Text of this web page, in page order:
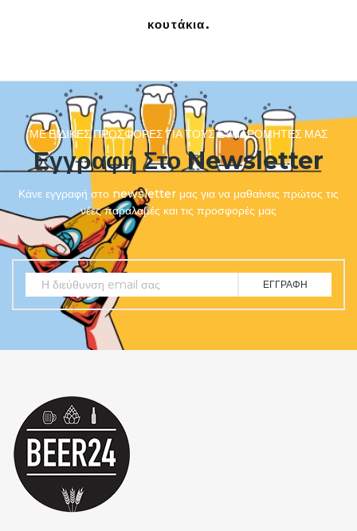
κουτάκια.
ΜΕ ΕΙΔΙΚΈΣ ΠΡΟΣΦΟΡΈΣ ΓΙΑ ΤΟΥΣ ΣΥΝΔΡΟΜΗΤΈΣ ΜΑΣ
Εγγραφή Στο Newsletter
Κάνε εγγραφή στο newsletter μας για να μαθαίνεις πρώτος τις
νέες παραλαβές και τις προσφορές μας
ΕΓΓΡΑΦΉ